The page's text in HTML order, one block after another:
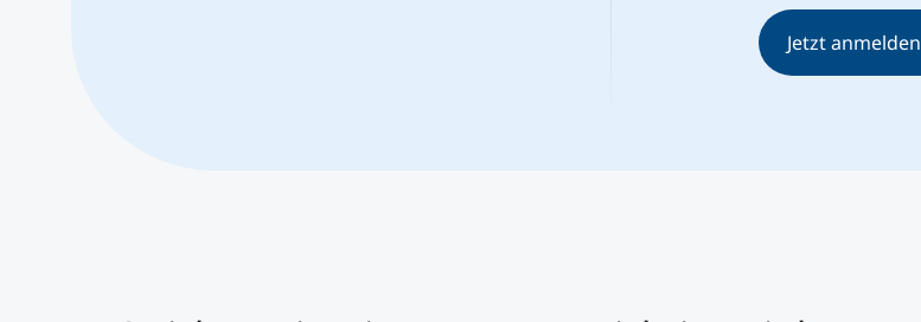
Jetzt anmelden